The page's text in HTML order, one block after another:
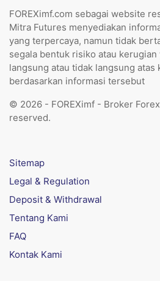
FOREXimf.com sebagai website
Mitra Futures menyediakan
yang terpercaya, namun tidak
segala bentuk risiko atau kerugian
langsung atau tidak langsung atas
berdasarkan informasi tersebut
© 2026 - FOREXimf - Broker
reserved.
Sitemap
Legal & Regulation
Deposit & Withdrawal
Tentang Kami
FAQ
Kontak Kami